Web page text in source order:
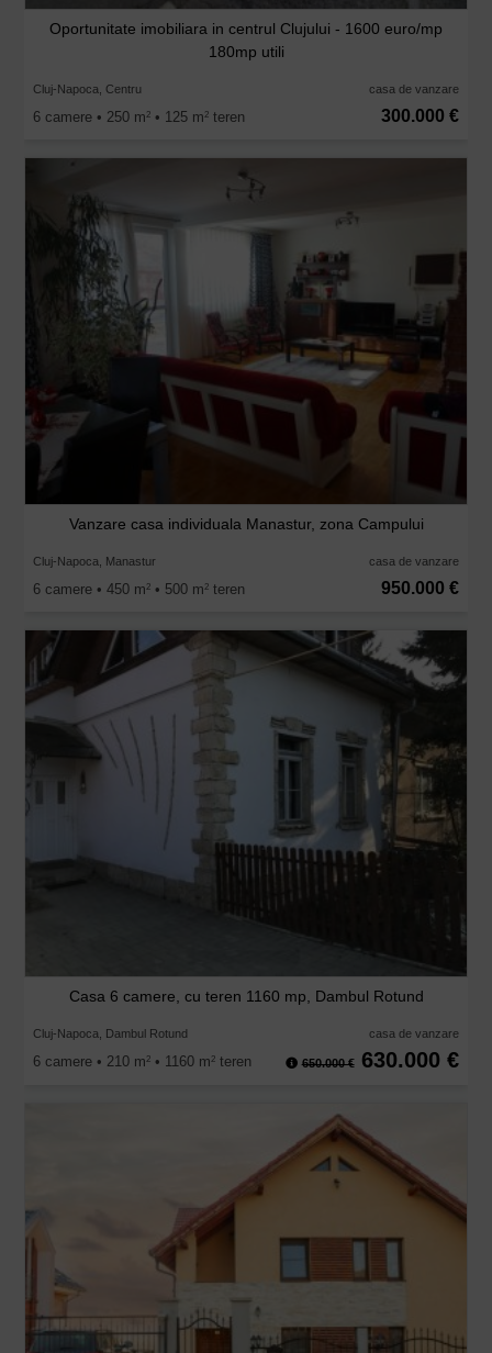
Oportunitate imobiliara in centrul Clujului - 1600 euro/mp
180mp utili
Cluj-Napoca, Centru casa de vanzare
6 camere • 250 m2 • 125 m2 teren 300.000 €
Vanzare casa individuala Manastur, zona Campului
Cluj-Napoca, Manastur casa de vanzare
6 camere • 450 m2 • 500 m2 teren 950.000 €
Casa 6 camere, cu teren 1160 mp, Dambul Rotund
Cluj-Napoca, Dambul Rotund casa de vanzare
6 camere • 210 m2 • 1160 m2 teren 650.000 € 630.000 €